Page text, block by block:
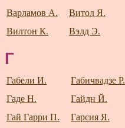
Варламов А.
Витол Я.
Вилтон К.
Вэлд Э.
Г
Габели И. Габичвадзе Р.
Гаде Н.
Гайдн Й.
Гай Гарри П.
Гарсия Я.